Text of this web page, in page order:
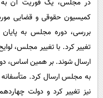
کمیسیون حقوقی و قضایی
بررسی، دوره مجلس به پایان
تغییر کرد. با تغییر مجلس،
ارسال شوند. بر همین اساس،
به مجلس ارسال کرد.